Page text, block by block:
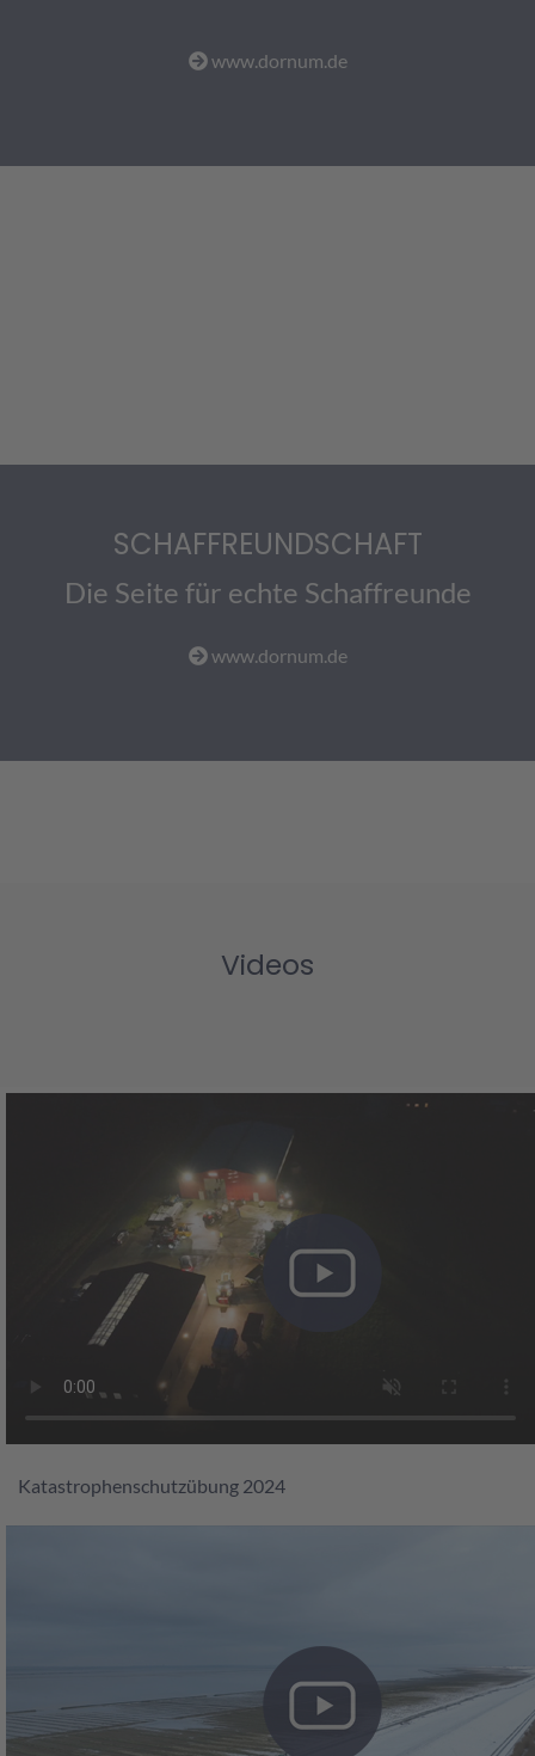
www.dornum.de
SCHAFFREUNDSCHAFT
Die Seite für echte Schaffreunde
www.dornum.de
Videos
Katastrophenschutzübung 2024